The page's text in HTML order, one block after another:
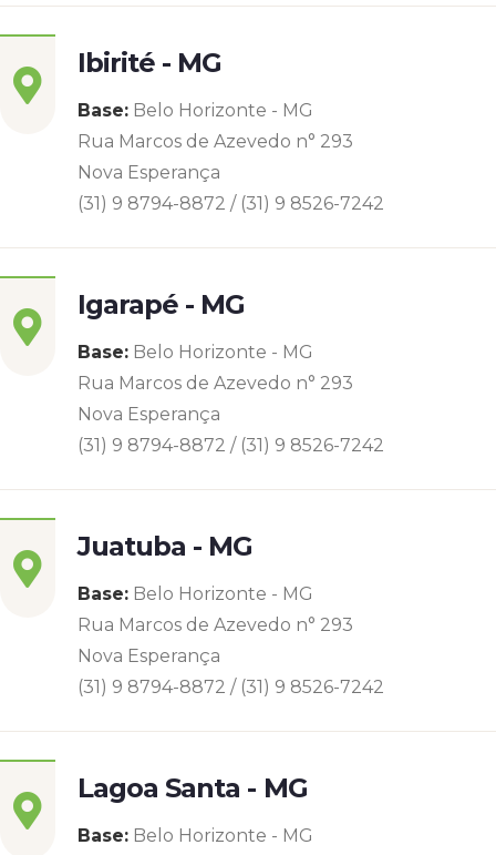
Ibirité - MG
Base: Belo Horizonte - MG
Rua Marcos de Azevedo n° 293
Nova Esperança
(31) 9 8794-8872 / (31) 9 8526-7242
Igarapé - MG
Base: Belo Horizonte - MG
Rua Marcos de Azevedo n° 293
Nova Esperança
(31) 9 8794-8872 / (31) 9 8526-7242
Juatuba - MG
Base: Belo Horizonte - MG
Rua Marcos de Azevedo n° 293
Nova Esperança
(31) 9 8794-8872 / (31) 9 8526-7242
Lagoa Santa - MG
Base: Belo Horizonte - MG